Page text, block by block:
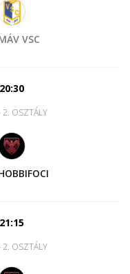
VSC
20:30
2. OSZTÁLY
21:15
2. OSZTÁLY